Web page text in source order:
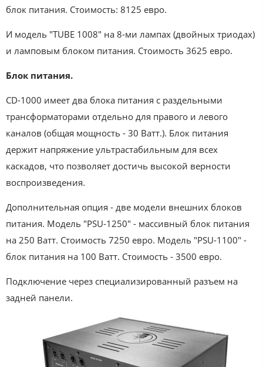
блок питания. Стоимость: 8125 евро.
И модель "TUBE 1008" на 8-ми лампах (двойных триодах)
и ламповым блоком питания. Стоимость 3625 евро.
Блок питания.
CD-1000 имеет два блока питания с раздельными
трансформаторами отдельно для правого и левого
каналов (общая мощность - 30 Ватт.). Блок питания
держит напряжение ультрастабильным для всех
каскадов, что позволяет достичь высокой верности
воспроизведения.
Дополнительная опция - две модели внешних блоков
питания. Модель "PSU-1250" - массивный блок питания
на 250 Ватт. Стоимость 7250 евро. Модель "PSU-1100" -
блок питания на 100 Ватт. Стоимость - 3500 евро.
Подключение через специализированный разъем на
задней панели.